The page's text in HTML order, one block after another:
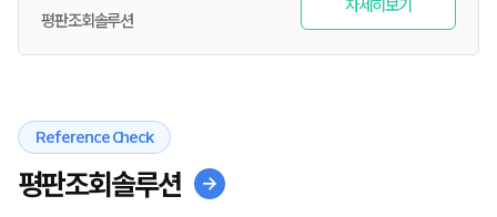
평판조회솔루션
자세히보기
Reference Check
평판조회솔루션